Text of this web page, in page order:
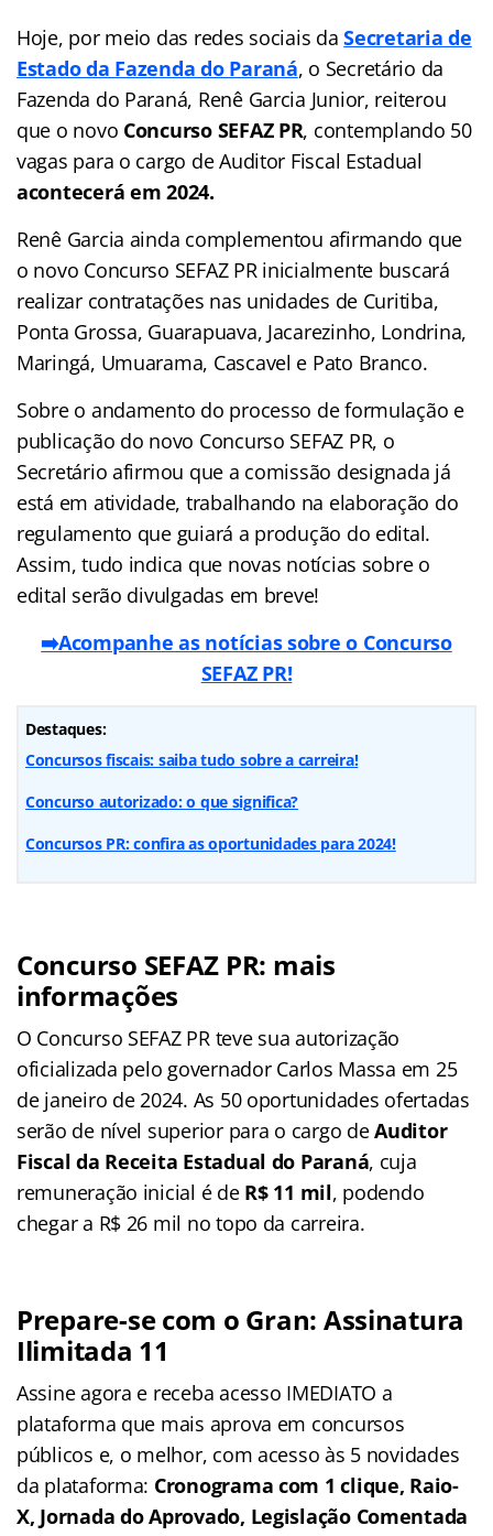
Hoje, por meio das redes sociais daSecretaria de
Estado da Fazenda do Paraná, o Secretário da
Fazenda do Paraná, Renê Garcia Junior, reiterou
que o novo Concurso SEFAZ PR, contemplando 50
vagas para o cargo de Auditor Fiscal Estadual
acontecerá em 2024.
Renê Garcia ainda complementou afirmando que
o novo Concurso SEFAZ PR inicialmente buscará
realizar contratações nas unidades de Curitiba,
Ponta Grossa, Guarapuava, Jacarezinho, Londrina,
Maringá, Umuarama, Cascavel e Pato Branco.
Sobre o andamento do processo de formulação e
publicação do novo Concurso SEFAZ PR, o
Secretário afirmou que a comissão designada já
está em atividade, trabalhando na elaboração do
regulamento que guiará a produção do edital.
Assim, tudo indica que novas notícias sobre o
edital serão divulgadas em breve!
➡️Acompanhe as notícias sobre o Concurso
SEFAZ PR!
Destaques:
Concursos fiscais: saiba tudo sobre a carreira!
Concurso autorizado: o que significa?
Concursos PR: confira as oportunidades para 2024!
Concurso SEFAZ PR: mais
informações
O Concurso SEFAZ PR teve sua autorização
oficializada pelo governador Carlos Massa em 25
de janeiro de 2024. As 50 oportunidades ofertadas
serão de nível superior para o cargo deAuditor
Fiscal da Receita Estadual do Paraná, cuja
remuneração inicial é de R$ 11 mil, podendo
chegar a R$ 26 mil no topo da carreira.
Prepare-se com o Gran: Assinatura
Ilimitada 11
Assine agora e receba acesso IMEDIATO a
plataforma que mais aprova em concursos
públicos e, o melhor, com acesso às 5 novidades
da plataforma: Cronograma com 1 clique, Raio-
X, Jornada do Aprovado, Legislação Comentada